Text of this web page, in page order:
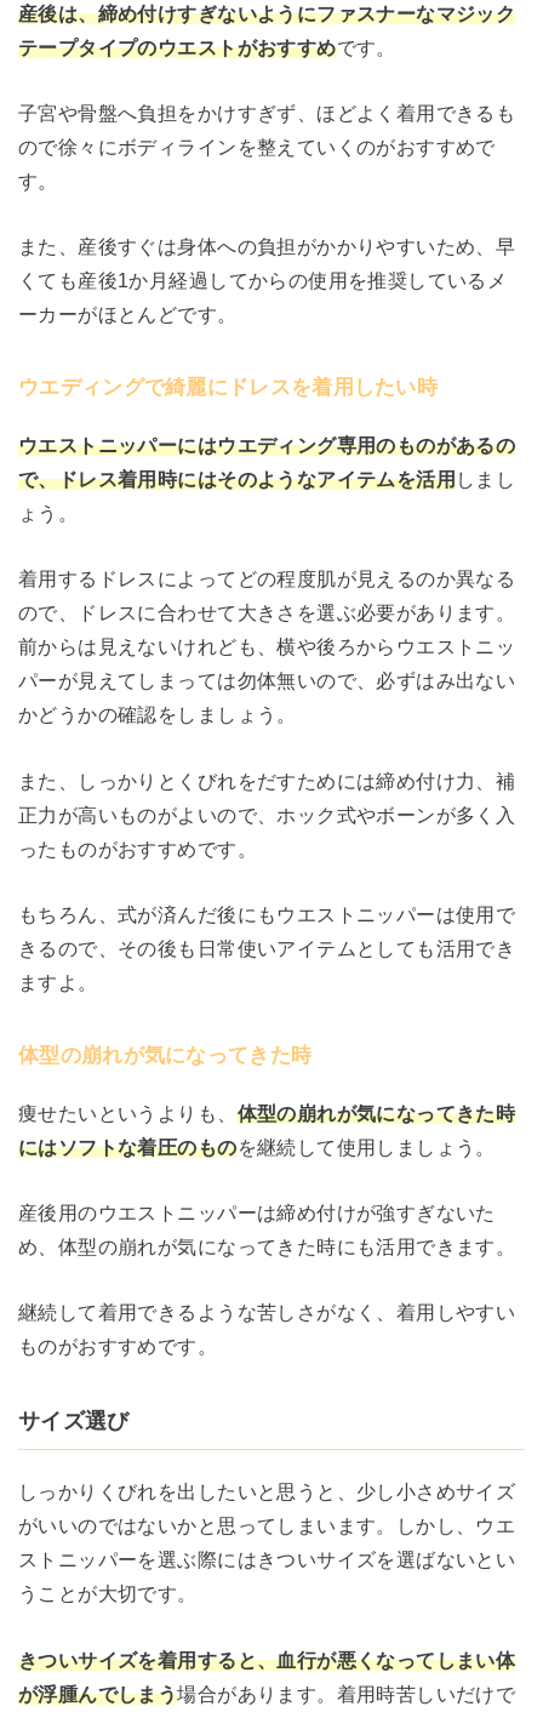
産後は、締め付けすぎないようにファスナーなマジック
テープタイプのウエストがおすすめです。
子宮や骨盤へ負担をかけすぎず、ほどよく着用できるも
ので徐々にボディラインを整えていくのがおすすめで
す。
また、産後すぐは身体への負担がかかりやすいため、早
くても産後1か月経過してからの使用を推奨しているメ
ーカーがほとんどです。
ウエディングで綺麗にドレスを着用したい時
ウエストニッパーにはウエディング専用のものがあるの
で、ドレス着用時にはそのようなアイテムを活用しまし
ょう。
着用するドレスによってどの程度肌が見えるのか異なる
ので、ドレスに合わせて大きさを選ぶ必要があります。
前からは見えないけれども、横や後ろからウエストニッ
パーが見えてしまっては勿体無いので、必ずはみ出ない
かどうかの確認をしましょう。
また、しっかりとくびれをだすためには締め付け力、補
正力が高いものがよいので、ホック式やボーンが多く入
ったものがおすすめです。
もちろん、式が済んだ後にもウエストニッパーは使用で
きるので、その後も日常使いアイテムとしても活用でき
ますよ。
体型の崩れが気になってきた時
痩せたいというよりも、 体型の崩れが気になってきた時
にはソフトな着圧のものを継続して使用しましょう。
産後用のウエストニッパーは締め付けが強すぎないた
め、体型の崩れが気になってきた時にも活用できます。
継続して着用できるような苦しさがなく、着用しやすい
ものがおすすめです。
サイズ選び
しっかりくびれを出したいと思うと、少し小さめサイズ
がいいのではないかと思ってしまいます。しかし、ウエ
ストニッパーを選ぶ際にはきついサイズを選ばないとい
うことが大切です。
きついサイズを着用すると、血行が悪くなってしまい体
が浮腫んでしまう場合があります。着用時苦しいだけで